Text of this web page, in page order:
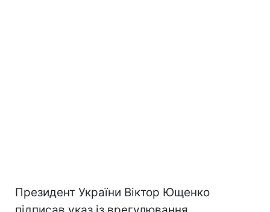
Президент України Віктор Ющенко